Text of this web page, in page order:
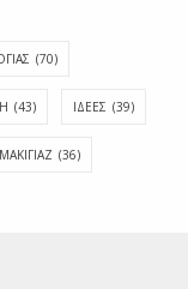
(70)
(43) ΙΔΈΕΣ (39)
(36)